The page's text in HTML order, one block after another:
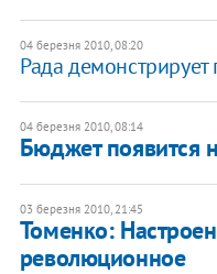
04 березня 2010, 08:20
Рада
04 березня 2010, 08:14
Бюджет появится
03 березня 2010, 21:45
Томенко:
революционное